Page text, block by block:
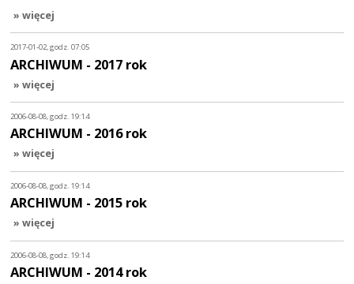
» więcej
2017-01-02, godz. 07:05
ARCHIWUM - 2017 rok
» więcej
2006-08-08, godz. 19:14
ARCHIWUM - 2016 rok
» więcej
2006-08-08, godz. 19:14
ARCHIWUM - 2015 rok
» więcej
2006-08-08, godz. 19:14
ARCHIWUM - 2014 rok